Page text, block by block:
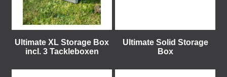
Ultimate XL Storage Box
incl. 3 Tackleboxen
Ultimate Solid Storage
Box